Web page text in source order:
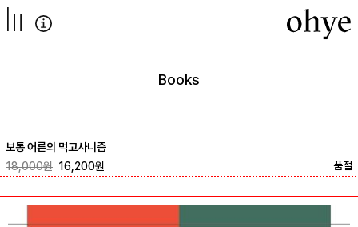
컨텐츠로
넘어가기
Books
보통 어른의 먹고사니즘
18,000원 16,200원 품절